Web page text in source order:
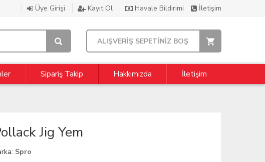
Üye Girişi Kayıt Ol Havale Bildirimi İletişim
ALIŞVERİŞ SEPETİNİZ BOŞ
Sipariş Takip Hakkımızda İletişim
Jig Yem
Spro